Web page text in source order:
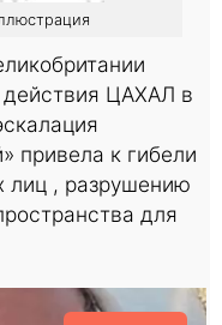
действия ЦАХАЛ в
привела к гибели
лиц , разрушению
для